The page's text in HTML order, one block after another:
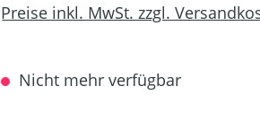
Preise inkl. MwSt. zzgl.
Nicht mehr verfügbar